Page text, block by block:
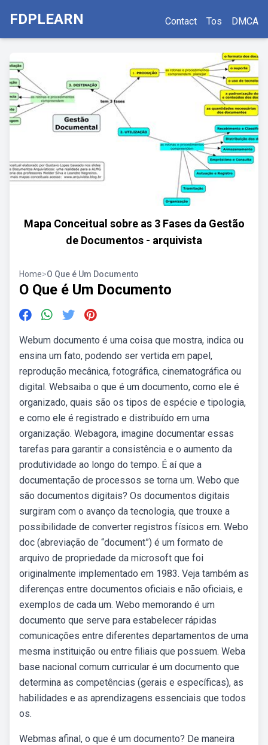
FDPLEARN Contact Tos DMCA
Mapa Conceitual sobre as 3 Fases da Gestão
de Documentos - arquivista
Home>O Que é Um Documento
O Que é Um Documento
Webum documento é uma coisa que mostra, indica ou
ensina um fato, podendo ser vertida em papel,
reprodução mecânica, fotográfica, cinematográfica ou
digital. Websaiba o que é um documento, como ele é
organizado, quais são os tipos de espécie e tipologia,
e como ele é registrado e distribuído em uma
organização. Webagora, imagine documentar essas
tarefas para garantir a consistência e o aumento da
produtividade ao longo do tempo. É aí que a
documentação de processos se torna um. Webo que
são documentos digitais? Os documentos digitais
surgiram com o avanço da tecnologia, que trouxe a
possibilidade de converter registros físicos em. Webo
doc (abreviação de “document”) é um formato de
arquivo de propriedade da microsoft que foi
originalmente implementado em 1983. Veja também as
diferenças entre documentos oficiais e não oficiais, e
exemplos de cada um. Webo memorando é um
documento que serve para estabelecer rápidas
comunicações entre diferentes departamentos de uma
mesma instituição ou entre filiais que possuem. Weba
base nacional comum curricular é um documento que
determina as competências (gerais e específicas), as
habilidades e as aprendizagens essenciais que todos
os.
Webmas afinal, o que é um documento? De maneira